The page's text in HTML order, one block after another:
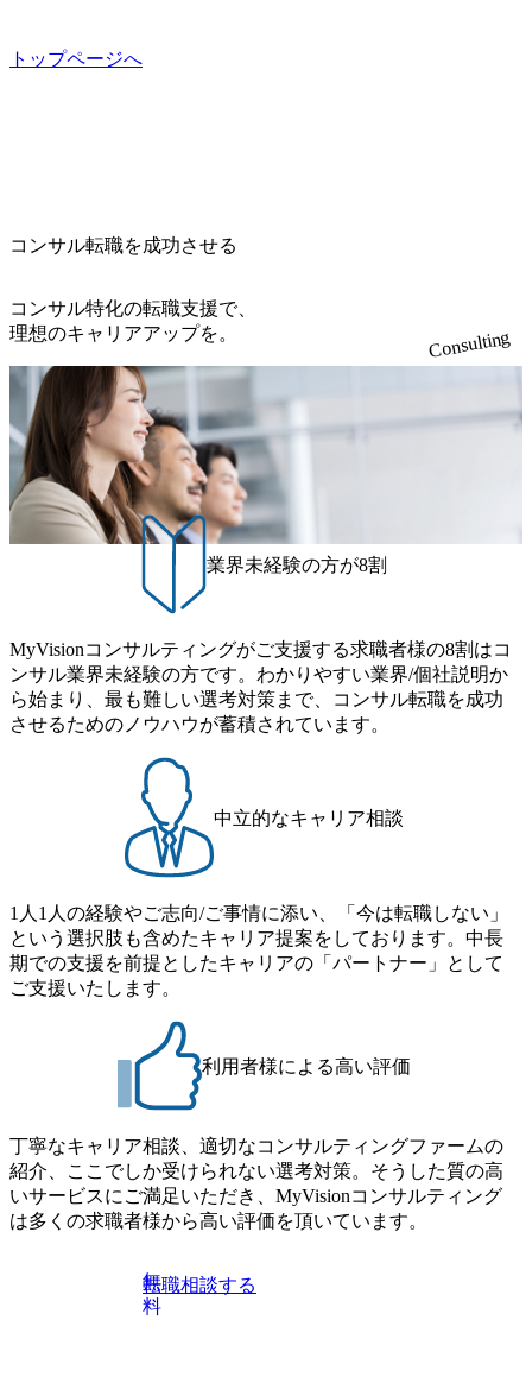
トップページへ
コンサル転職を成功させる
コンサル特化の転職支援で、
理想のキャリアアップを。
Consulting
業界未経験の方が8割
MyVisionコンサルティングがご支援する求職者様の8割はコ
ンサル業界未経験の方です。わかりやすい業界/個社説明か
ら始まり、最も難しい選考対策まで、コンサル転職を成功
させるためのノウハウが蓄積されています。
中立的なキャリア相談
1人1人の経験やご志向/ご事情に添い、「今は転職しない」
という選択肢も含めたキャリア提案をしております。中長
期での支援を前提としたキャリアの「パートナー」として
ご支援いたします。
利用者様による高い評価
丁寧なキャリア相談、適切なコンサルティングファームの
紹介、ここでしか受けられない選考対策。そうした質の高
いサービスにご満足いただき、MyVisionコンサルティング
は多くの求職者様から高い評価を頂いています。
無
料
転職相談する